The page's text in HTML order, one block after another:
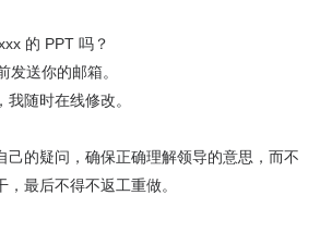
的 PPT 吗？
发送你的邮箱。
随时在线修改。
己的疑问，确保正确理解领导的意思，而不
最后不得不返工重做。